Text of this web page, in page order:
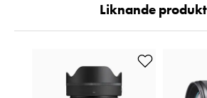
Liknande